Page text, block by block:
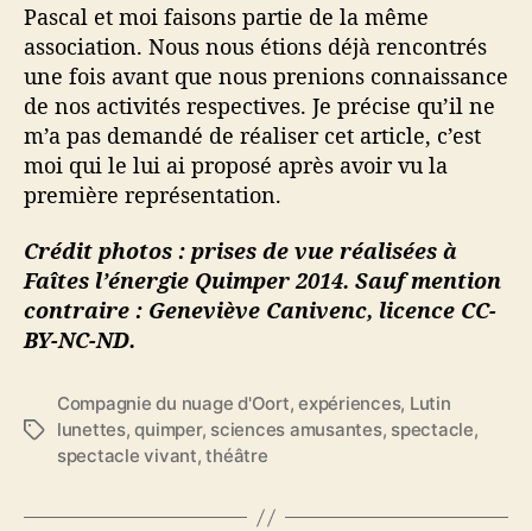
Pascal et moi faisons partie de la même
association. Nous nous étions déjà rencontrés
une fois avant que nous prenions connaissance
de nos activités respectives. Je précise qu’il ne
m’a pas demandé de réaliser cet article, c’est
moi qui le lui ai proposé après avoir vu la
première représentation.
Crédit photos : prises de vue réalisées à
Faîtes l’énergie Quimper 2014. Sauf mention
contraire : Geneviève Canivenc, licence CC-
BY-NC-ND.
É
Compagnie du nuage d'Oort,expériences, Lutin
lunettes,quimper, sciences amusantes, spectacle,
spectacle vivant,théâtre